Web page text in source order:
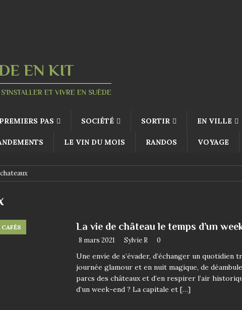
EN KIT
ET VIVRE EN SUÈDE
PREMIERS PAS SOCIÉTÉ SORTIR EN VILLE
LE VIN DU MOIS RANDOS VOYAGE
chateaux
La vie de château le temps d’un
8 mars 2021 Sylvie R 0
Une envie de s’évader, d’échanger un quotidien
journée glamour et en nuit magique, de
parcs des châteaux et d’en respirer l’air
d’un week-end ? La capitale et […]